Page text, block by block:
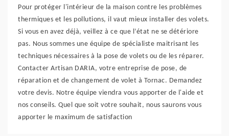
Pour protéger l'intérieur de la maison contre les problèmes
thermiques et les pollutions, il vaut mieux installer des volets.
Si vous en avez déjà, veillez à ce que l’état ne se détériore
pas. Nous sommes une équipe de spécialiste maitrisant les
techniques nécessaires à la pose de volets ou de les réparer.
Contacter Artisan DARIA, votre entreprise de pose, de
réparation et de changement de volet à Tornac. Demandez
votre devis. Notre équipe viendra vous apporter de l'aide et
nos conseils. Quel que soit votre souhait, nous saurons vous
apporter le maximum de satisfaction